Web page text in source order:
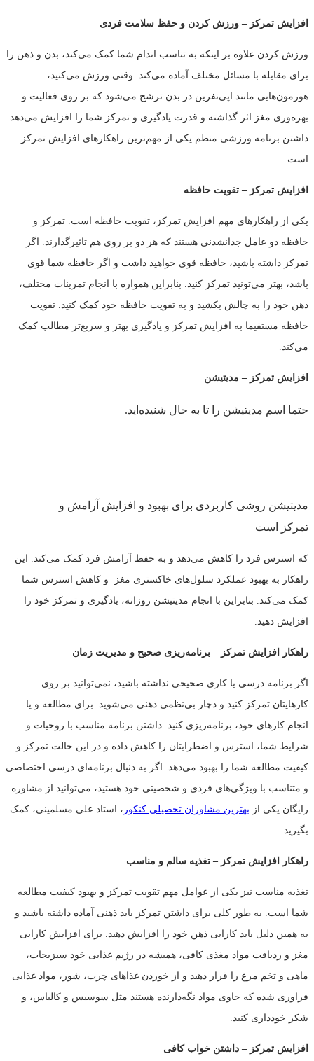
افزایش تمرکز – ورزش کردن و حفظ سلامت فردی
ورزش کردن علاوه بر اینکه به تناسب اندام شما کمک می‌کند، بدن و ذهن را
برای مقابله با مسائل مختلف آماده می‌کند. وقتی ورزش می‌کنید،
هورمون‌هایی مانند اپی‌نفرین در بدن ترشح می‌شود که بر روی فعالیت و
بهره‌وری مغز اثر گذاشته و قدرت یادگیری و تمرکز شما را افزایش می‌دهد.
داشتن برنامه ورزشی منظم یکی از مهم‌ترین راهکارهای افزایش تمرکز
است.
افزایش تمرکز – تقویت حافظه
یکی از راهکارهای مهم افزایش تمرکز، تقویت حافظه است. تمرکز و
حافظه دو عامل جدانشدنی هستند که هر دو بر روی هم تاثیرگذارند. اگر
تمرکز داشته باشید، حافظه قوی خواهید داشت و اگر حافظه شما قوی
باشد، بهتر می‌تونید تمرکز کنید. بنابراین همواره با انجام تمرینات مختلف،
ذهن خود را به چالش بکشید و به تقویت حافظه خود کمک کنید. تقویت
حافظه مستقیما به افزایش تمرکز و یادگیری بهتر و سریع‌تر مطالب کمک
می‌کند.
افزایش تمرکز – مدیتیشن
حتما اسم مدیتیشن را تا به حال شنیده‌اید.
مدیتیشن روشی کاربردی برای بهبود و افزایش آرامش و
تمرکز
است
که استرس فرد را کاهش می‌دهد و به حفظ آرامش فرد کمک می‌کند. این
راهکار به بهبود عملکرد سلول‌های خاکستری مغز و کاهش استرس شما
کمک می‌کند. بنابراین با انجام مدیتیشن روزانه، یادگیری و تمرکز خود را
افزایش دهید.
راهکار افزایش تمرکز – برنامه‌ریزی صحیح و مدیریت زمان
اگر برنامه درسی یا کاری صحیحی نداشته باشید، نمی‌توانید بر روی
کارهایتان تمرکز کنید و دچار بی‌نظمی ذهنی می‌شوید. برای مطالعه و یا
انجام کارهای خود، برنامه‌ریزی کنید. داشتن برنامه مناسب با روحیات و
شرایط شما، استرس و اضطرابتان را کاهش داده و در این حالت تمرکز و
کیفیت مطالعه شما را بهبود می‌دهد. اگر به دنبال برنامه‌ای درسی اختصاصی
و متناسب با ویژگی‌های فردی و شخصیتی خود هستید، می‌توانید از مشاوره
رایگان یکی از بهترین مشاوران تحصیلی کنکور ، استاد علی مسلمینی، کمک
بگیرید
راهکار افزایش تمرکز – تغذیه سالم و مناسب
تغذیه مناسب نیز یکی از عوامل مهم تقویت تمرکز و بهبود کیفیت مطالعه
شما است. به طور کلی برای داشتن تمرکز باید ذهنی آماده داشته باشید و
به همین دلیل باید کارایی ذهن خود را افزایش دهید. برای افزایش کارایی
مغز و ردیافت مواد مغذی کافی، همیشه در رژیم غذایی خود سبزیجات،
ماهی و تخم مرغ را قرار دهید و از خوردن غذاهای چرب، شور، مواد غذایی
فراوری شده که حاوی مواد نگه‌دارنده هستند مثل سوسیس و کالباس، و
شکر خودداری کنید.
افزایش تمرکز – داشتن خواب کافی